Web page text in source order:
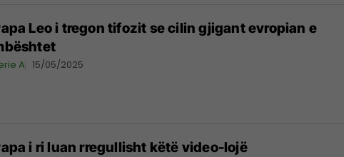
Leo i tregon tifozit se cilin gjigant evropian e
A 15/05/2025
i ri luan rregullisht këtë video-lojë